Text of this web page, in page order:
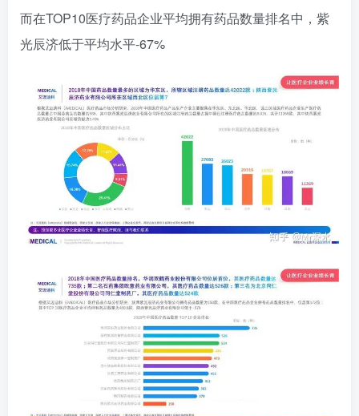
而在TOP10医疗药品企业平均拥有药品数量排名中，紫
光辰济低于平均水平-67%